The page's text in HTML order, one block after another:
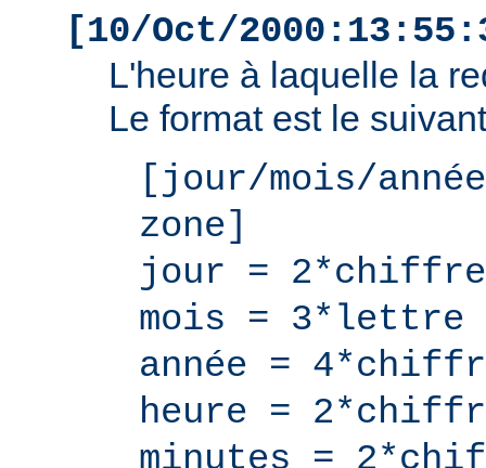
[10/Oct/
L'heure à laquelle la
Le format est le
[jour/mois/
zone]
jour = 2*chiffre
mois = 3*lettre
année =
heure =